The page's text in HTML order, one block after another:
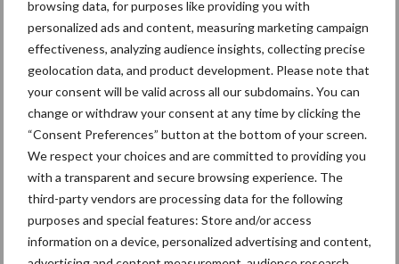
browsing data, for purposes like providing you with
personalized ads and content, measuring marketing campaign
effectiveness, analyzing audience insights, collecting precise
geolocation data, and product development. Please note that
your consent will be valid across all our subdomains. You can
change or withdraw your consent at any time by clicking the
“Consent Preferences” button at the bottom of your screen.
We respect your choices and are committed to providing you
with a transparent and secure browsing experience. The
third-party vendors are processing data for the following
purposes and special features: Store and/or access
information on a device, personalized advertising and content,
ForFarmers ziet volume en
marktaandeel groeien in
krimpende Nederlandse
Themapagina's
Diergezondheid Bemesting Fokkerij